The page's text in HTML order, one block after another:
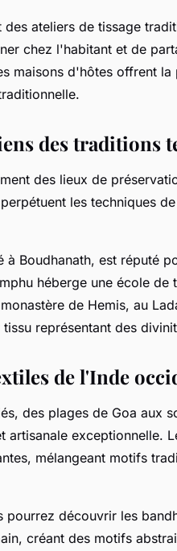
ateliers de tissage
chez l'habitant et de
maisons d'hôtes offrent
des traditions
des lieux de
les techniques
à Boudhanath, est réputé
héberge une école de
de Hemis, au
représentant des
de l'Inde
des plages de Goa aux
artisanale exceptionnelle.
mélangeant motifs
découvrir les
créant des motifs